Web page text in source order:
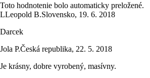
Toto hodnotenie bolo automaticky preložené.
LLeopold B.Slovensko, 19. 6. 2018
Darcek
Jola P.Česká republika, 22. 5. 2018
Je krásny, dobre vyrobený, masívny.